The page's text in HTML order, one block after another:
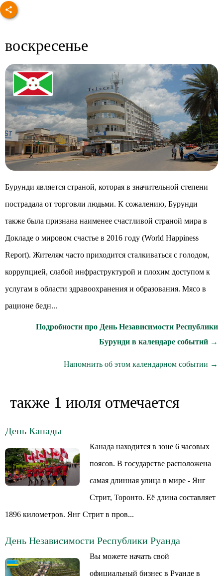
воскресенье
Бурунди является страной, которая в значительной степени
пострадала от торговли людьми. К сожалению, Бурунди
также была признана наименее счастливой страной мира в
Докладе о мировом счастье в 2016 году (World Happiness
Report). Жителям часто приходится сталкиваться с голодом,
коррупцией, слабой инфраструктурой и плохим доступом к
услугам в области здравоохранения и образования. Мясо в
рационе бедн...
Подробности про День Независимости Республики
Бурунди в календаре событий →
Напомнить об этом календарном событии →
также 1 июля отмечается
День Канады
Канада находится в зоне 6 часовых
поясов. В государстве расположена
самая длинная улица в мире - Янг
Стрит, Торонто. Её длина составляет
1896 километров. Янг Стрит в пров...
День Независимости Республики Руанда
Вы можете начать свой
официальный бизнес в Руанде в